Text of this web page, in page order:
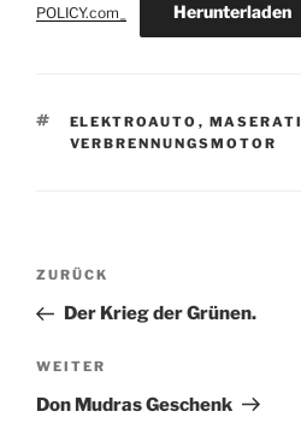
POLICY.com_ Herunterladen
SCHLAGWÖRTER
ELEKTROAUTO , MASERATI
VERBRENNUNGSMOTOR
Beitragsnavigation
Vorheriger
Beitrag
ZURÜCK
Der Krieg der Grünen.
Nächster
Beitrag
WEITER
Don Mudras Geschenk